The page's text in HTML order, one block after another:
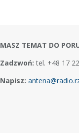
MASZ TEMAT DO
Zadzwoń: tel. +48 17
Napisz: